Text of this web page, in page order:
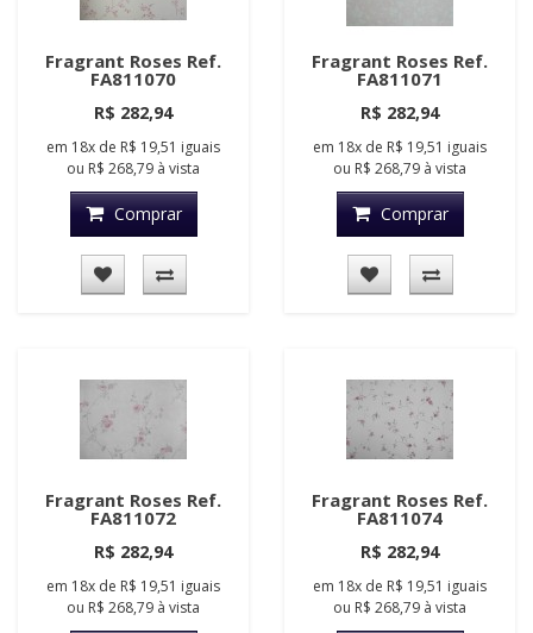
Fragrant Roses Ref.
FA811070
R$ 282,94
em 18x de R$ 19,51 iguais
ou R$ 268,79 à vista
Comprar
Fragrant Roses Ref.
FA811071
R$ 282,94
em 18x de R$ 19,51 iguais
ou R$ 268,79 à vista
Comprar
Fragrant Roses Ref.
FA811072
R$ 282,94
em 18x de R$ 19,51 iguais
ou R$ 268,79 à vista
Fragrant Roses Ref.
FA811074
R$ 282,94
em 18x de R$ 19,51 iguais
ou R$ 268,79 à vista